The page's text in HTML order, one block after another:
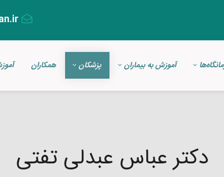
آموزش به بیماران پزشکان همکاران
دکتر عباس عبدلی تفتی